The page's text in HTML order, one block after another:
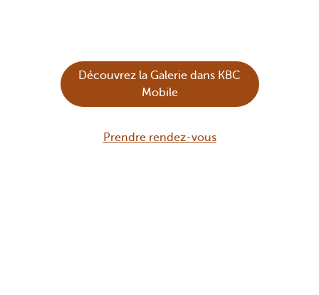
Découvrez la Galerie dans KBC
Mobile
Prendre rendez-vous